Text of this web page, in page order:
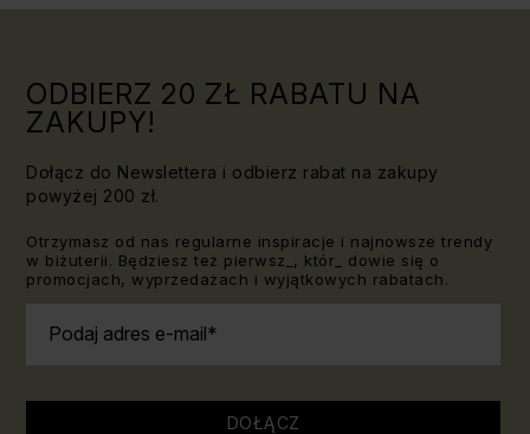
ODBIERZ 20 ZŁ RABATU NA
ZAKUPY!
Dołącz do Newslettera i odbierz rabat na zakupy
powyżej 200 zł.
Otrzymasz od nas regularne inspiracje i najnowsze trendy
w biżuterii. Będziesz też pierwsz_, któr_ dowie się o
promocjach, wyprzedażach i wyjątkowych rabatach.
Podaj adres e-mail
DOŁĄCZ